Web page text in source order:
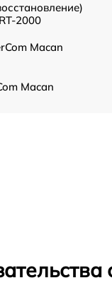
2000
Macan
Macan